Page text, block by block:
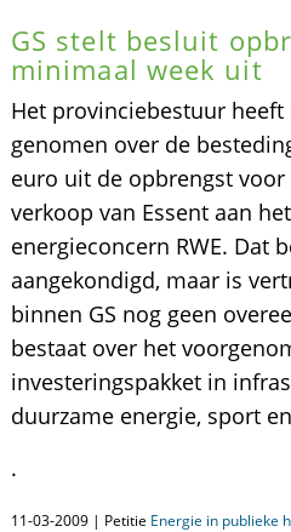
GS stelt besluit
minimaal week uit
Het provinciebestuur
genomen over de
euro uit de opbrengst
verkoop van Essent aan
energieconcern RWE. Dat
aangekondigd, maar is
binnen GS nog geen
bestaat over het
investeringspakket in
duurzame energie, sport
.
11-03-2009 | Petitie Energie in publieke